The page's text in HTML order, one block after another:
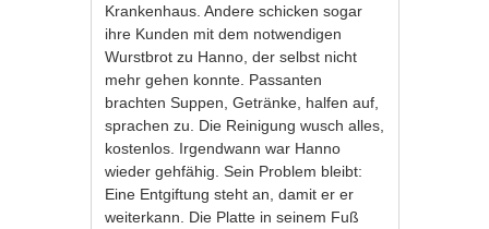
Krankenhaus. Andere schicken sogar
ihre Kunden mit dem notwendigen
Wurstbrot zu Hanno, der selbst nicht
mehr gehen konnte. Passanten
brachten Suppen, Getränke, halfen auf,
sprachen zu. Die Reinigung wusch alles,
kostenlos. Irgendwann war Hanno
wieder gehfähig. Sein Problem bleibt:
Eine Entgiftung steht an, damit er er
weiterkann. Die Platte in seinem Fuß